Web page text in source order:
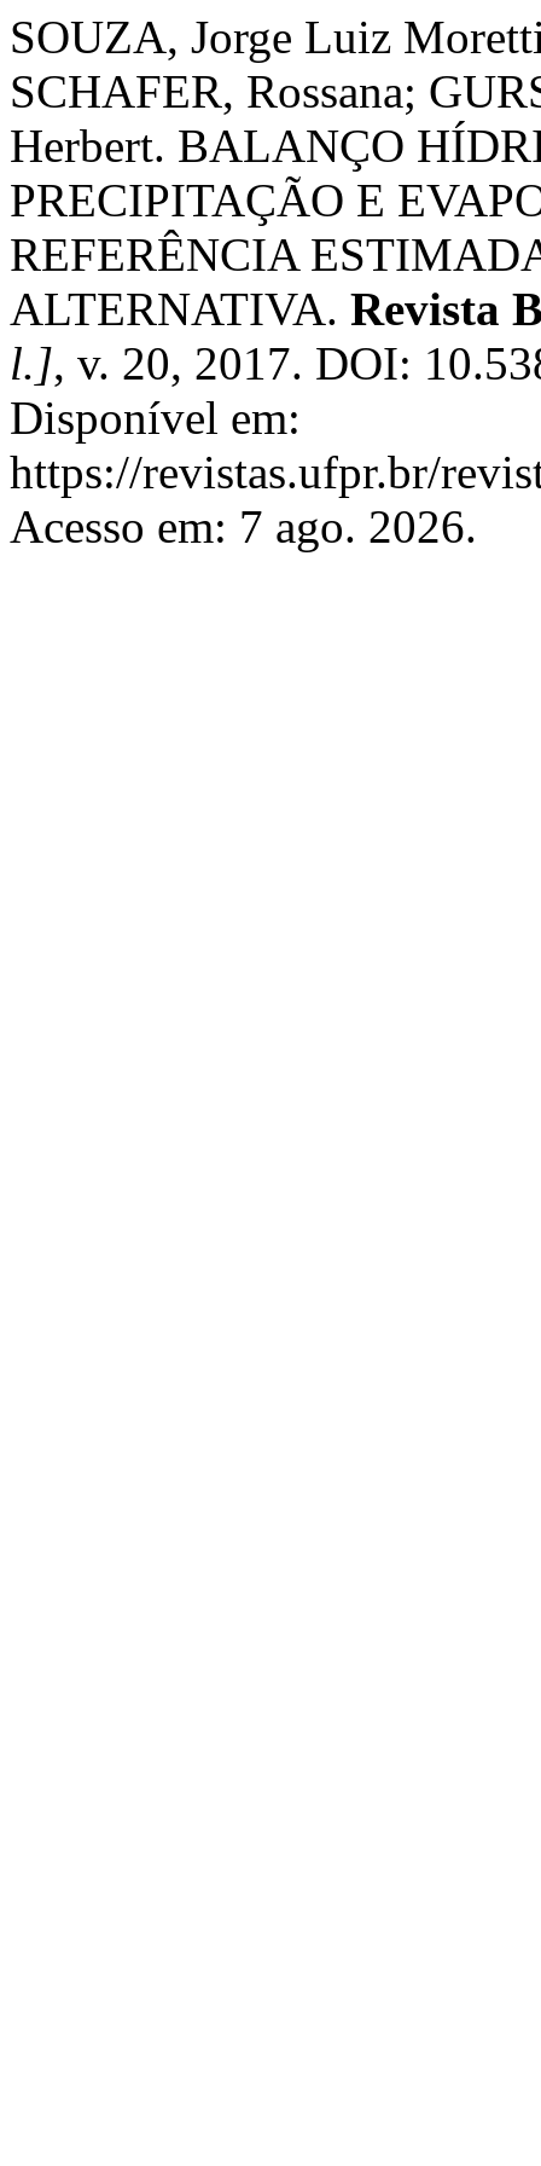
SOUZA, Jorge Luiz
SCHAFER, Rossana;
Herbert. BALANÇO
PRECIPITAÇÃO E
REFERÊNCIA
ALTERNATIVA. Revista
l.], v. 20, 2017. DOI:
Disponível em:
https://revistas.ufpr.br/
Acesso em: 7 ago. 2026.